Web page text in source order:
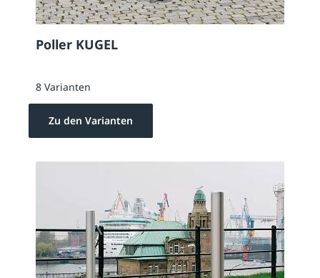
Poller KUGEL
8 Varianten
Zu den Varianten